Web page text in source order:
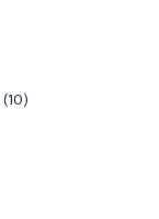
(10)